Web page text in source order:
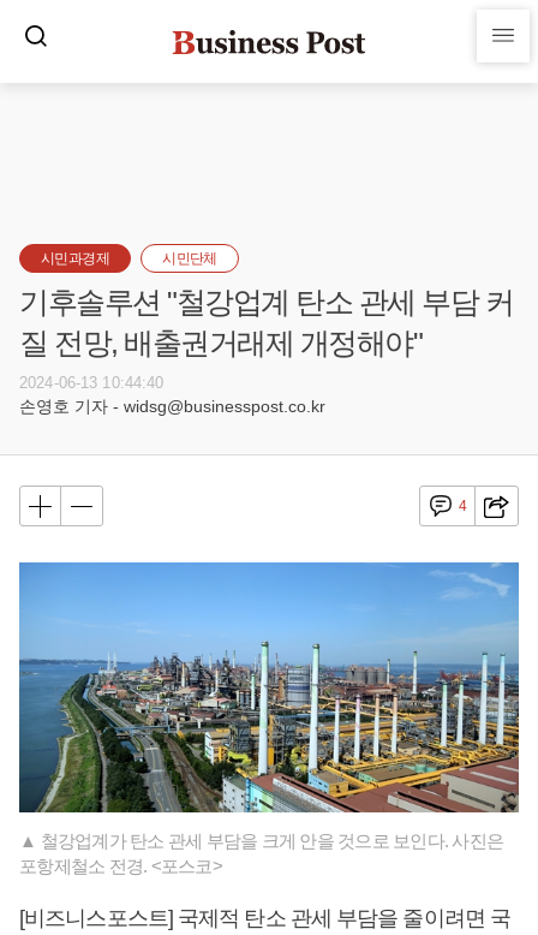
시민과경제 시민단체
기후솔루션 "철강업계 탄소 관세 부담 커
질 전망, 배출권거래제 개정해야"
2024-06-13 10:44:40
손영호 기자 - widsg@businesspost.co.kr
4
▲ 철강업계가 탄소 관세 부담을 크게 안을 것으로 보인다. 사진은
포항제철소 전경. <포스코>
[비즈니스포스트] 국제적 탄소 관세 부담을 줄이려면 국